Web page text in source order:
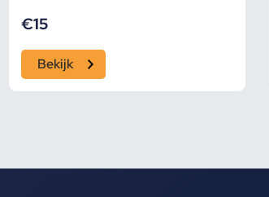
€15
Bekijk